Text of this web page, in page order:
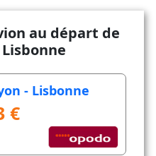
au départ de
- Lisbonne
€